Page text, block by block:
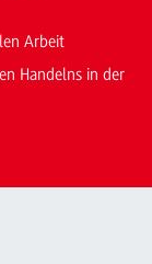
Arbeit
Handelns in der